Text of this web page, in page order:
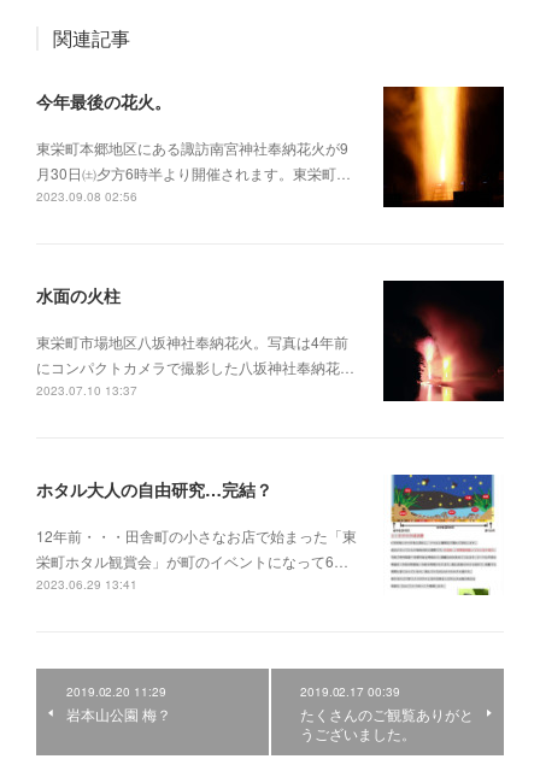
関連記事
今年最後の花火。
東栄町本郷地区にある諏訪南宮神社奉納花火が9
月30日㈯夕方6時半より開催されます。東栄町…
2023.09.08 02:56
水面の火柱
東栄町市場地区八坂神社奉納花火。写真は4年前
にコンパクトカメラで撮影した八坂神社奉納花…
2023.07.10 13:37
ホタル大人の自由研究…完結？
12年前・・・田舎町の小さなお店で始まった「東
栄町ホタル観賞会」が町のイベントになって6…
2023.06.29 13:41
2019.02.20 11:29
岩本山公園 梅？
2019.02.17 00:39
たくさんのご観覧ありがと
うございました。